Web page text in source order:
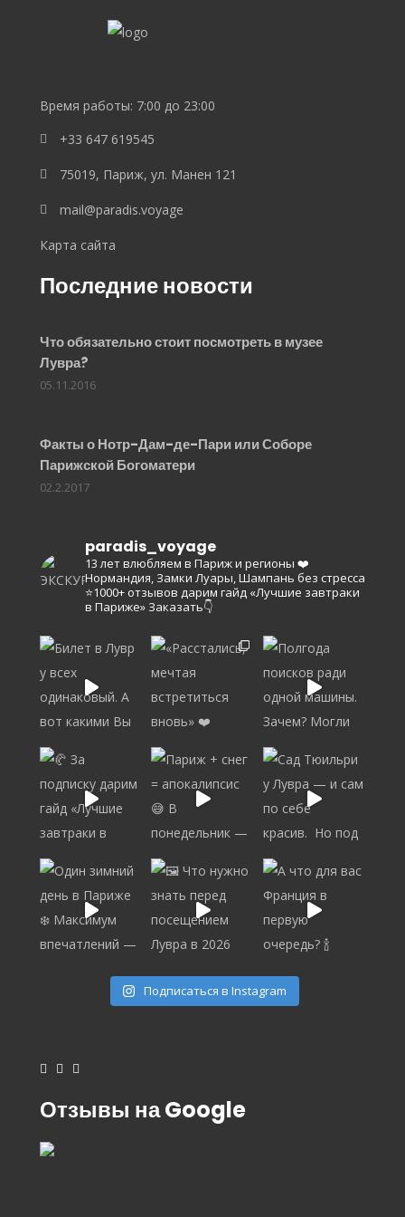
Время работы: 7:00 до 23:00
+33 647 619545
75019, Париж, ул. Манен 121
mail@paradis.voyage
Карта сайта
Последние новости
Что обязательно стоит посмотреть в музее
Лувра?
05.11.2016
Факты о Нотр-Дам-де-Пари или Соборе
Парижской Богоматери
02.2.2017
paradis_voyage
13 лет влюбляем в Париж и регионы ❤️
Нормандия, Замки Луары, Шампань без стресса
⭐️1000+ отзывов дарим гайд «Лучшие завтраки
в Париже» Заказать👇
Подписаться в Instagram
Отзывы на Google